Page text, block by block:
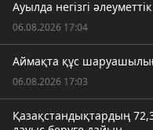
Ауылда негізгі
06.08.2026 17:04
Аймақта құс
06.08.2026 17:03
Қазақстандықтардың